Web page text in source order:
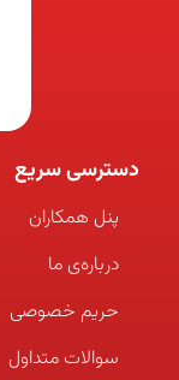
دسترسی سریع
پنل همکاران
درباره‌ی ما
حریم خصوصی
سوالات متداول